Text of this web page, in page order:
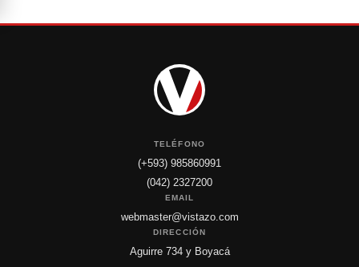
TELÉFONO
(+593) 985860991
(042) 2327200
EMAIL
webmaster@vistazo.com
DIRECCIÓN
Aguirre 734 y Boyacá